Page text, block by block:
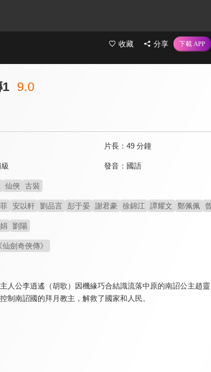
收藏 分享
1 9.0
片長： 49 分鐘
發音： 國語
仙俠 古裝
安以軒 劉品言 彭于晏 謝君豪 徐錦江 譚耀文 鄭佩佩
劉陽
劍奇俠傳》
人公李逍遙（胡歌）因機緣巧合結識流落中原的南詔公主趙
制南詔國的拜月教主，解救了國家和人民。